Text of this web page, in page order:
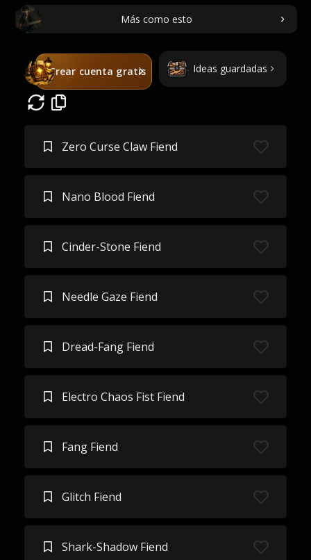
Más como esto
Crear cuenta gratis Ideas guardadas
Zero Curse Claw Fiend
Nano Blood Fiend
Cinder-Stone Fiend
Needle Gaze Fiend
Dread-Fang Fiend
Electro Chaos Fist Fiend
Fang Fiend
Glitch Fiend
Shark-Shadow Fiend